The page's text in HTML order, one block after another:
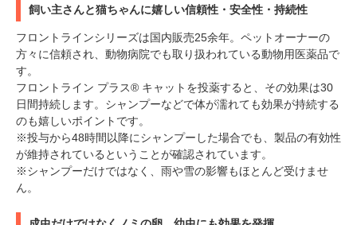
飼い主さんと猫ちゃんに嬉しい信頼性・安全性・持続性
フロントラインシリーズは国内販売25余年。ペットオーナーの
方々に信頼され、動物病院でも取り扱われている動物用医薬品で
す。
フロントライン プラス® キャットを投薬すると、その効果は30
日間持続します。シャンプーなどで体が濡れても効果が持続する
のも嬉しいポイントです。
※投与から48時間以降にシャンプーした場合でも、製品の有効性
が維持されているということが確認されています。
※シャンプーだけではなく、雨や雪の影響もほとんど受けませ
ん。